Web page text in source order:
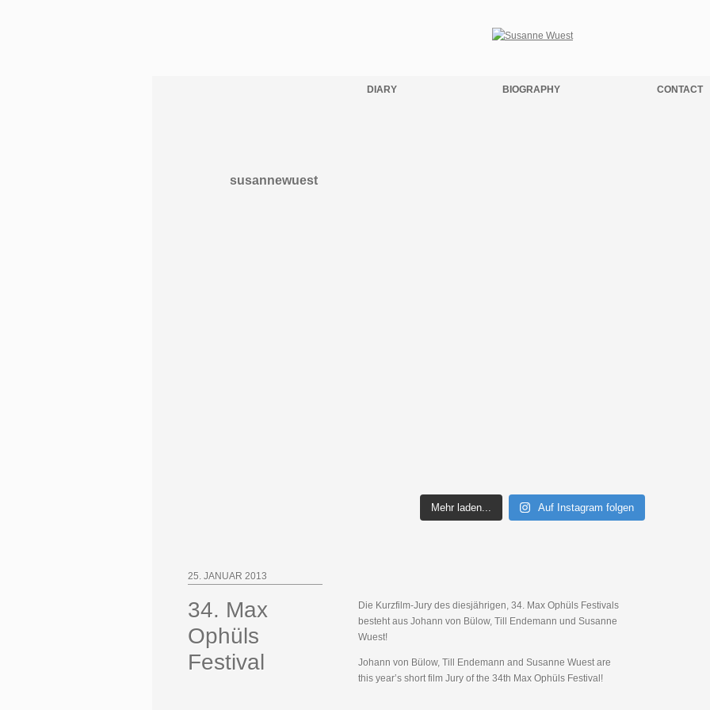
DIARY BIOGRAPHY CONTACT
susannewuest
Mehr laden... Auf Instagram folgen
25. JANUAR 2013
34. Max
Ophüls
Festival
Die Kurzfilm-Jury des diesjährigen, 34. Max Ophüls Festivals
besteht aus Johann von Bülow, Till Endemann und Susanne
Wuest!
Johann von Bülow, Till Endemann and Susanne Wuest are
this year’s short film Jury of the 34th Max Ophüls Festival!